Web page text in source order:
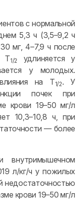
с нормальной
5,3 ч (3,5–9,2 ч
мг, 4–7,9 ч после
T1/2
удлиняется у
у молодых.
на T1/2. У
почек при
крови 19–50 мг/л
10,3–10,8 ч, при
— более
внутримышечном
л/кг/ч у пожилых
недостаточностью
крови 19–50 мг/л